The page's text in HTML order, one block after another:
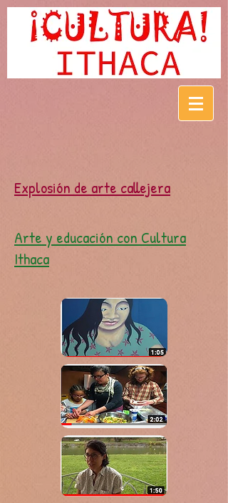
Explosión de arte callejera
Arte y educación con Cultura
Ithaca